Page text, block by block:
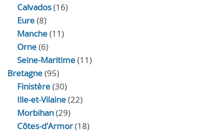
Calvados(16)
Eure(8)
Manche(11)
Orne(6)
Seine-Maritime(11)
Bretagne(95)
Finistère(30)
Ille-et-Vilaine(22)
Morbihan(29)
Côtes-d'Armor(18)